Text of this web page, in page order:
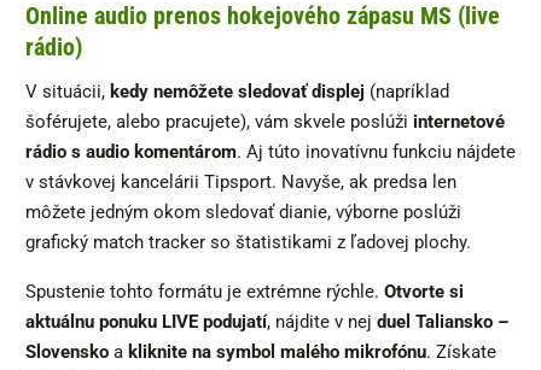
Online audio prenos hokejového zápasu MS (live
rádio)
V situácii, kedy nemôžete sledovať displej (napríklad
šoférujete, alebo pracujete), vám skvele poslúži internetové
rádio s audio komentárom. Aj túto inovatívnu funkciu nájdete
v stávkovej kancelárii Tipsport. Navyše, ak predsa len
môžete jedným okom sledovať dianie, výborne poslúži
grafický match tracker so štatistikami z ľadovej plochy.
Spustenie tohto formátu je extrémne rýchle. Otvorte si
aktuálnu ponuku LIVE podujatí, nájdite v nej duel Taliansko –
Slovensko a kliknite na symbol malého mikrofónu. Získate